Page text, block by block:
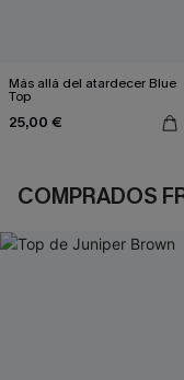
Más allá del atardecer Blue
Top
25,00 €
COMPRADOS